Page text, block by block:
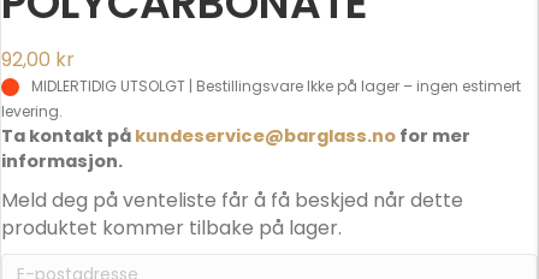
92,00 kr
MIDLERTIDIG UTSOLGT | Bestillingsvare
Ta kontakt på kundeservice@barglass.no for mer
informasjon.
Meld deg på venteliste får å få beskjed når dette
produktet kommer tilbake på lager.